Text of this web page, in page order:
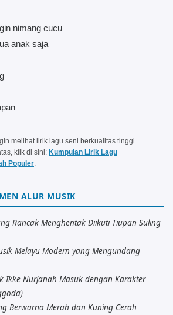
nimang cucu
anak saja
melihat lirik lagu seni berkualitas tinggi
klik di sini: Kumpulan Lirik Lagu
Populer
ALUR MUSIK
Rancak Menghentak Diikuti Tiupan Suling
Melayu Modern yang Mengundang
Ikke Nurjanah Masuk dengan Karakter
Berwarna Merah dan Kuning Cerah